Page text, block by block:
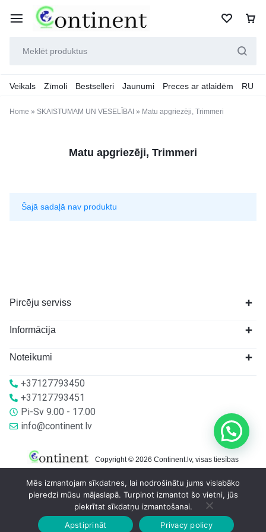
Veikals Zīmoli Bestselleri Jaunumi Preces ar atlaidēm RU
Home » SKAISTUMAM UN VESELĪBAI » Matu apgriezēji, Trimmeri
Matu apgriezēji, Trimmeri
Šajā sadaļā nav produktu
Pircēju serviss
Informācija
Noteikumi
+37127793450
+37127793451
Pi-Sv 9.00 - 17.00
info@continent.lv
Copyright © 2026 Continent.lv, visas tiesības
Sākumlapa Veikalā Grozs
Mēs izmantojam sīkdatnes, lai nodrošinātu jums vislabāko
pieredzi mūsu mājaslapā. Turpinot izmantot šo vietni, jūs
piekrītat sīkdatņu izmantošanai.
Apstiprināt
Privacy policy